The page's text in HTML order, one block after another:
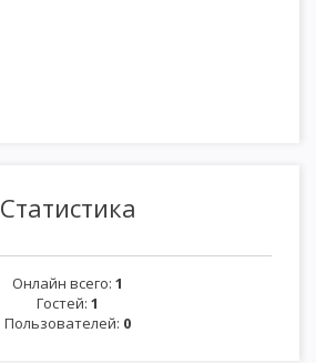
Статистика
Онлайн всего: 1
Гостей: 1
Пользователей: 0